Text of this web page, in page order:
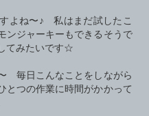
よね〜♪ 私はまだ試したこ
ンジャーキーもできるそうで
てみたいです☆
毎日こんなことをしながら
とつの作業に時間がかかって